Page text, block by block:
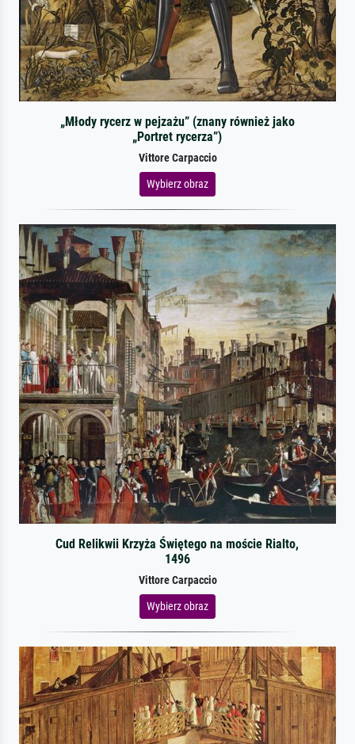
„Młody rycerz w pejzażu” (znany również jako
„Portret rycerza”)
Vittore Carpaccio
Wybierz obraz
Cud Relikwii Krzyża Świętego na moście Rialto,
1496
Vittore Carpaccio
Wybierz obraz